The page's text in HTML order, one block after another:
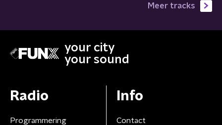
Meer tracks
your city
your sound
Radio
Programmering
Info
Contact